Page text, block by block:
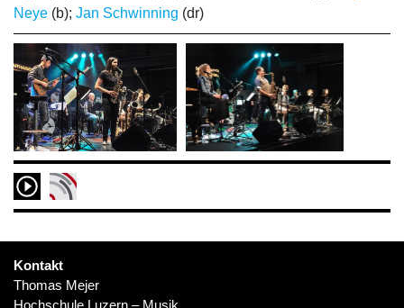
Neye (b); Jan Schwinning (dr)
Kontakt
Thomas Mejer
Hochschule Luzern – Musik